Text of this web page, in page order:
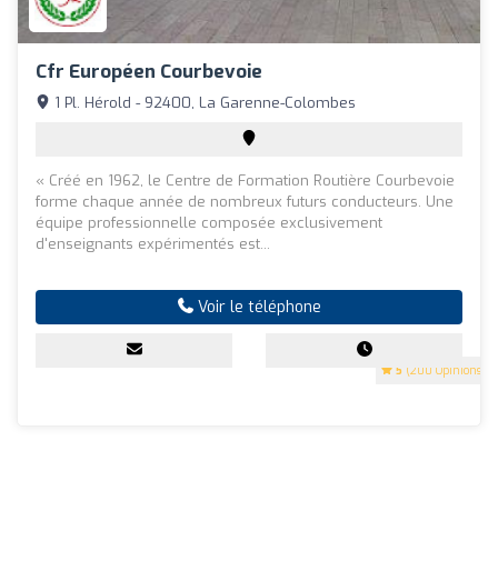
Cfr Européen Courbevoie
5 (200 Opinions)
1 Pl. Hérold - 92400, La Garenne-Colombes
« Créé en 1962, le Centre de Formation Routière Courbevoie
forme chaque année de nombreux futurs conducteurs. Une
équipe professionnelle composée exclusivement
d'enseignants expérimentés est...
Voir le téléphone